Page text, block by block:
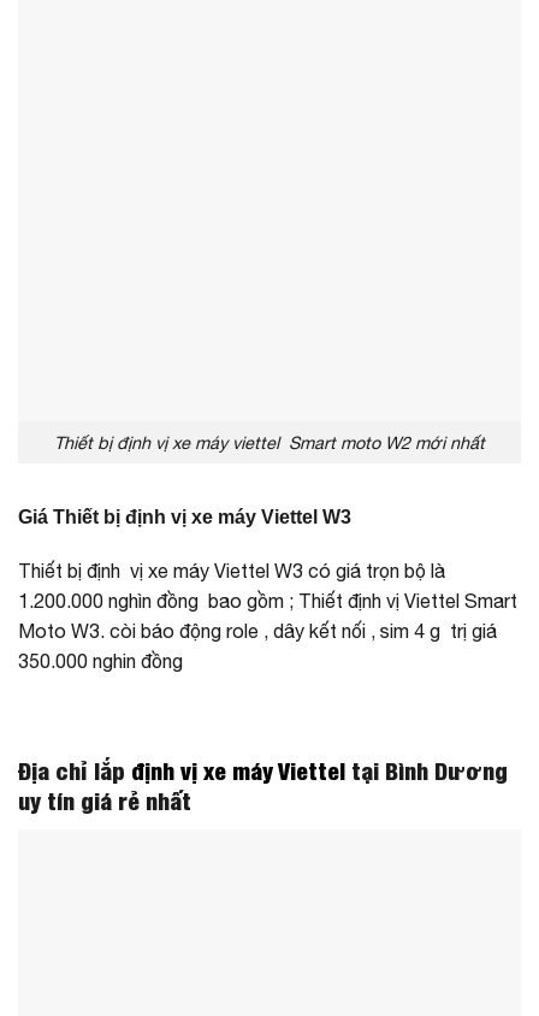
Thiết bị định vị xe máy viettel Smart moto W2 mới nhất
Giá Thiết bị định vị xe máy Viettel W3
Thiết bị định vị xe máy Viettel W3 có giá trọn bộ là
1.200.000 nghìn đồng bao gồm ; Thiết định vị Viettel Smart
Moto W3. còi báo động role , dây kết nối , sim 4 g trị giá
350.000 nghin đồng
Địa chỉ lắp định vị xe máy Viettel tại Bình Dương
uy tín giá rẻ nhất